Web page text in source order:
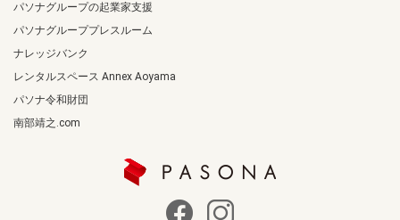
パソナグループの起業家支援
パソナグループプレスルーム
ナレッジバンク
レンタルスペース Annex Aoyama
パソナ令和財団
南部靖之.com